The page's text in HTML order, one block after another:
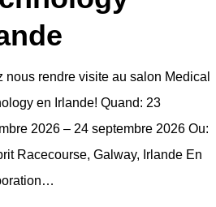
nous rendre visite au salon Medical
en Irlande! Quand: 23
2026 – 24 septembre 2026 Ou:
Racecourse, Galway, Irlande En